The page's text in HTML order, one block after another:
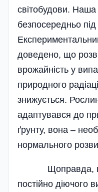
світобудови.
безпосередньо
доведено, що
врожайність у
природного
знижується.
адаптувався до
ґрунту, вона –
нормального
Щоправда,
постійно діючого